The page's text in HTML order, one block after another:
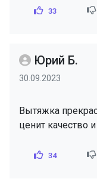
33
Юрий Б.
30.09.2023
Вытяжка
ценит качество
34